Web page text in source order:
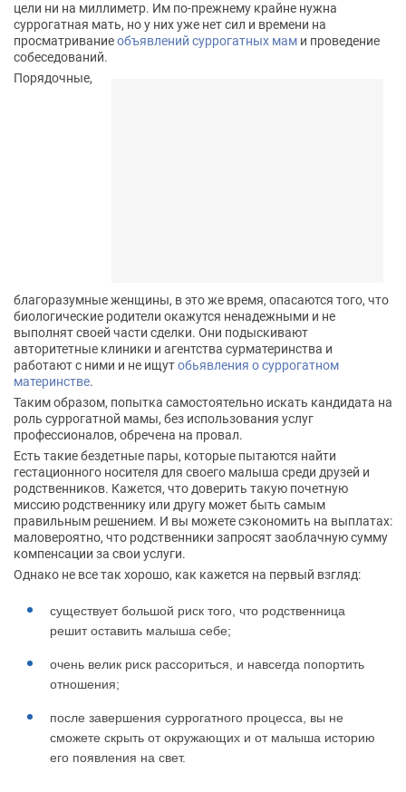
цели ни на миллиметр. Им по-прежнему крайне нужна
суррогатная мать, но у них уже нет сил и времени на
просматриваниеобъявлений суррогатных мам и проведение
собеседований.
Порядочные,
благоразумные женщины, в это же время, опасаются того, что
биологические родители окажутся ненадежными и не
выполнят своей части сделки. Они подыскивают
авторитетные клиники и агентства сурматеринства и
работают с ними и не ищутобьявления о суррогатном
материнстве.
Таким образом, попытка самостоятельно искать кандидата на
роль суррогатной мамы, без использования услуг
профессионалов, обречена на провал.
Есть такие бездетные пары, которые пытаются найти
гестационного носителя для своего малыша среди друзей и
родственников. Кажется, что доверить такую почетную
миссию родственнику или другу может быть самым
правильным решением. И вы можете сэкономить на выплатах:
маловероятно, что родственники запросят заоблачную сумму
компенсации за свои услуги.
Однако не все так хорошо, как кажется на первый взгляд:
существует большой риск того, что родственница
решит оставить малыша себе;
очень велик риск рассориться, и навсегда попортить
отношения;
после завершения суррогатного процесса, вы не
сможете скрыть от окружающих и от малыша историю
его появления на свет.